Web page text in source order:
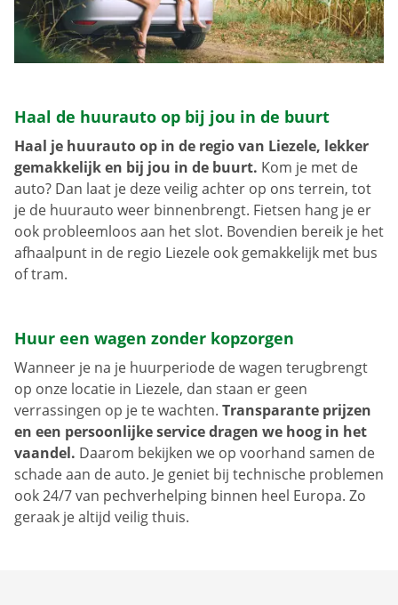
Haal de huurauto op bij jou in de buurt
Haal je huurauto op in de regio van Liezele, lekker
gemakkelijk en bij jou in de buurt. Kom je met de
auto? Dan laat je deze veilig achter op ons terrein, tot
je de huurauto weer binnenbrengt. Fietsen hang je er
ook probleemloos aan het slot. Bovendien bereik je het
afhaalpunt in de regio Liezele ook gemakkelijk met bus
of tram.
Huur een wagen zonder kopzorgen
Wanneer je na je huurperiode de wagen terugbrengt
op onze locatie in Liezele, dan staan er geen
verrassingen op je te wachten. Transparante prijzen
en een persoonlijke service dragen we hoog in het
vaandel. Daarom bekijken we op voorhand samen de
schade aan de auto. Je geniet bij technische problemen
ook 24/7 van pechverhelping binnen heel Europa. Zo
geraak je altijd veilig thuis.